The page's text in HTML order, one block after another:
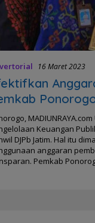
16 Maret 2023
Jatim
Keuangan
DJPb Jatim. Hal itu
anggaran
Pemkab